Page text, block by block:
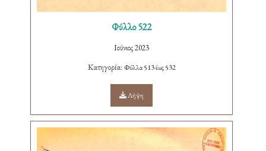
Φύλλο 522
Ιούνιος 2023
Κατηγορία: Φύλλα 513 έως 532
Λήψη